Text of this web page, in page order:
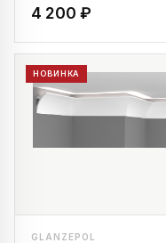
4 200 ₽
НОВИНКА
GLANZEPOL